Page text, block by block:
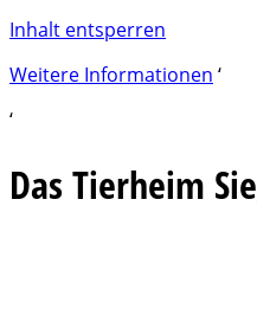
Inhalt entsperren
Weitere Informationen ‘
‘
Das Tierheim